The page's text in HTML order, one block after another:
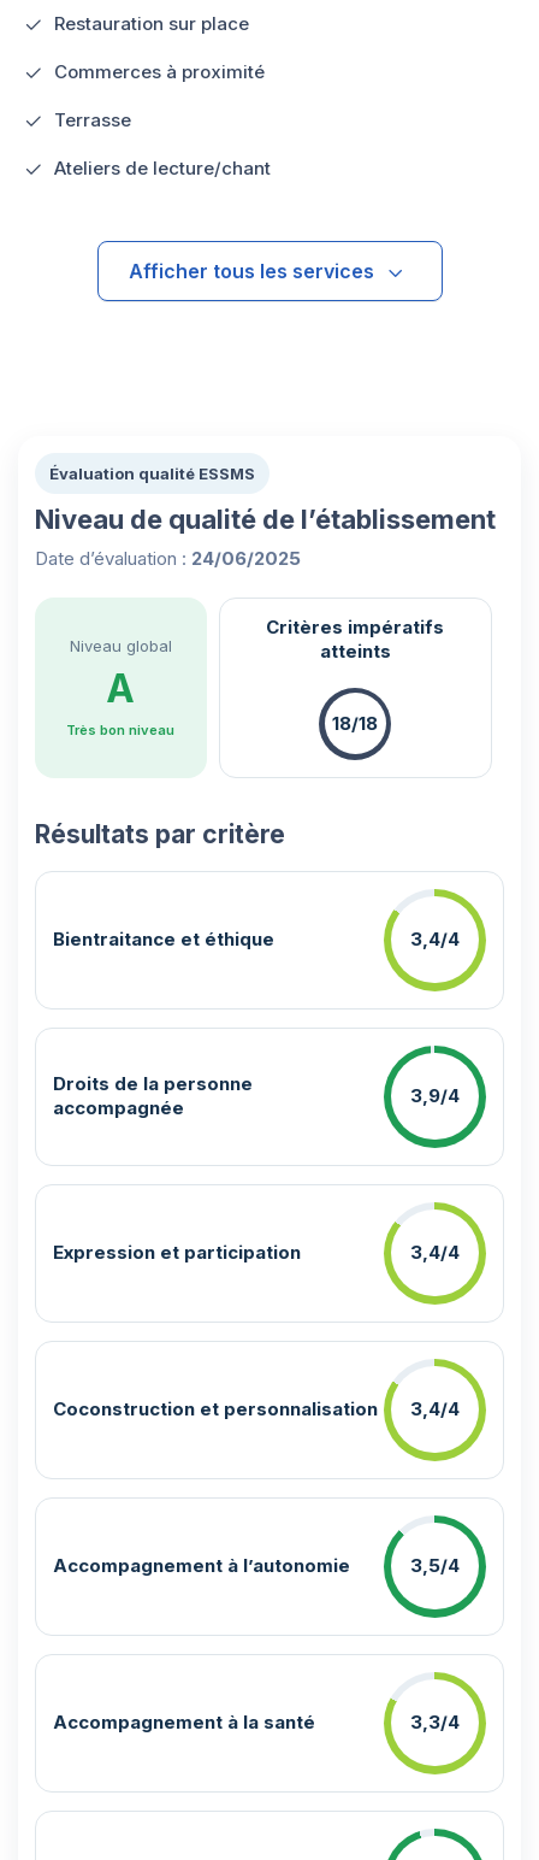
Restauration sur place
Commerces à proximité
Terrasse
Ateliers de lecture/chant
Afficher tous les services
Évaluation qualité ESSMS
Niveau de qualité de l’établissement
Date d’évaluation : 24/06/2025
Niveau global
A
Très bon niveau
Critères impératifs
atteints
18/18
Résultats par critère
Bientraitance et éthique 3,4/4
Droits de la personne
accompagnée
3,9/4
Expression et participation 3,4/4
Coconstruction et personnalisation 3,4/4
Accompagnement à l’autonomie 3,5/4
Accompagnement à la santé 3,3/4